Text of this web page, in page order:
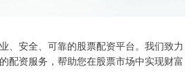
、安全、可靠的股票配资平台。我们致力
配资服务，帮助您在股票市场中实现财富